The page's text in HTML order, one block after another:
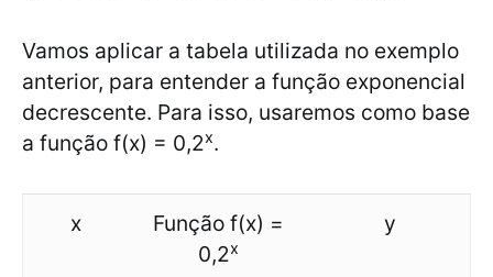
Vamos aplicar a tabela utilizada no exemplo
anterior, para entender a função exponencial
decrescente. Para isso, usaremos como base
a função f(x) = 0,2x.
x
Função f(x) =
0,2x
y